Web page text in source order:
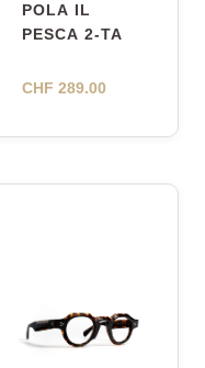
POLA IL
PESCA 2-TA
CHF 289.00